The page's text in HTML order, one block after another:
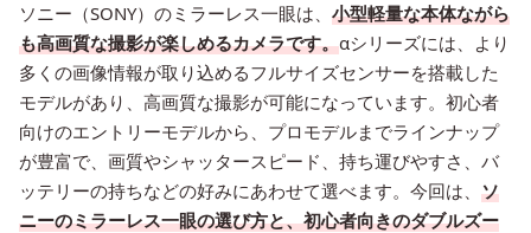
ソニー（SONY）のミラーレス一眼は、 小型軽量な本体ながら
も高画質な撮影が楽しめるカメラです。αシリーズには、より
多くの画像情報が取り込めるフルサイズセンサーを搭載した
モデルがあり、高画質な撮影が可能になっています。初心者
向けのエントリーモデルから、プロモデルまでラインナップ
が豊富で、画質やシャッタースピード、持ち運びやすさ、バ
ッテリーの持ちなどの好みにあわせて選べます。今回は、 ソ
ニーのミラーレス一眼の選び方と、初心者向きのダブルズー